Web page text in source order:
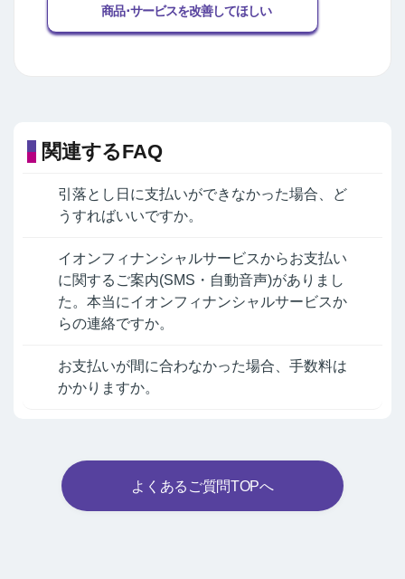
商品･サービスを改善してほしい
関連するFAQ
引落とし日に支払いができなかった場合、ど
うすればいいですか。
イオンフィナンシャルサービスからお支払い
に関するご案内(SMS・自動音声)がありまし
た。本当にイオンフィナンシャルサービスか
らの連絡ですか。
お支払いが間に合わなかった場合、手数料は
かかりますか。
よくあるご質問TOPへ